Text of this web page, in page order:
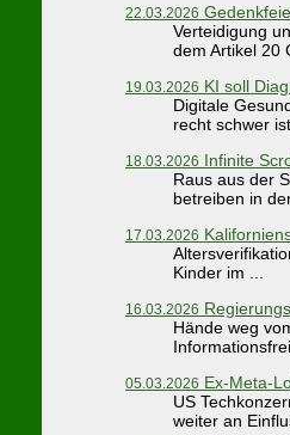
22.03.2026
Verteidigung
dem Artikel 20
19.03.2026 KI soll
Digitale
recht schwer ist
18.03.2026 Infinite
Raus aus der
betreiben in
17.03.2026
Kinder im ...
16.03.2026
Hände weg
05.03.2026 Ex-Meta-
US
weiter an